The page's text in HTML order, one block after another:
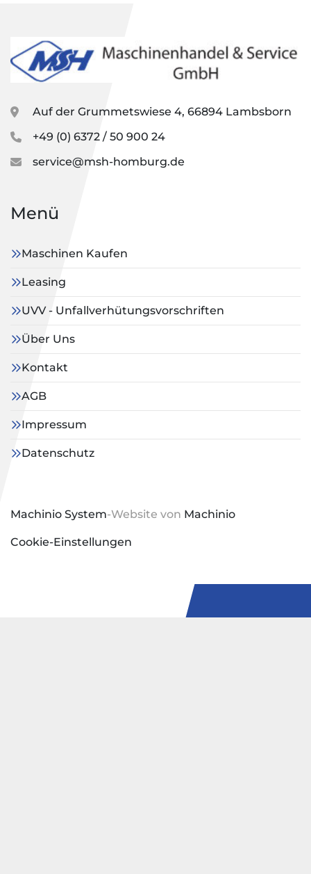
Auf der Grummetswiese 4, 66894 Lambsborn
+49 (0) 6372 / 50 900 24
service@msh-homburg.de
Menü
Maschinen Kaufen
Leasing
UVV - Unfallverhütungsvorschriften
Über Uns
Kontakt
AGB
Impressum
Datenschutz
Machinio System-Website von Machinio
Cookie-Einstellungen